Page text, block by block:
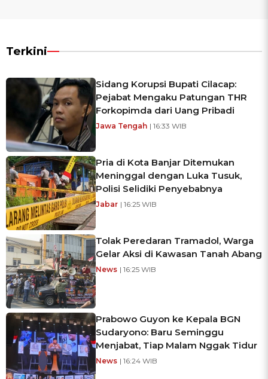
Terkini
Sidang Korupsi Bupati Cilacap:
Pejabat Mengaku Patungan THR
Forkopimda dari Uang Pribadi
Jawa Tengah | 16:33 WIB
Pria di Kota Banjar Ditemukan
Meninggal dengan Luka Tusuk,
Polisi Selidiki Penyebabnya
Jabar | 16:25 WIB
Tolak Peredaran Tramadol, Warga
Gelar Aksi di Kawasan Tanah Abang
News | 16:25 WIB
Prabowo Guyon ke Kepala BGN
Sudaryono: Baru Seminggu
Menjabat, Tiap Malam Nggak Tidur
News | 16:24 WIB